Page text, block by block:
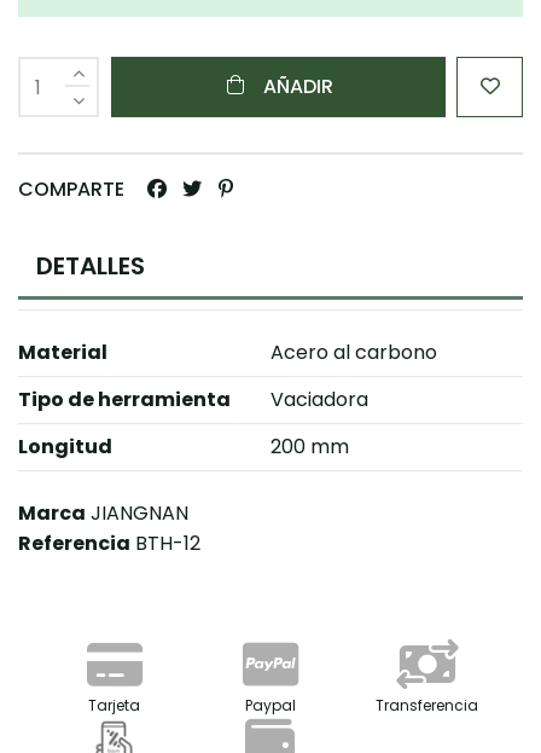
AÑADIR
COMPARTE
DETALLES
Material
Acero al carbono
Tipo de herramienta
Vaciadora
Longitud
200 mm
Marca JIANGNAN
Referencia BTH-12
Tarjeta Paypal Transferencia